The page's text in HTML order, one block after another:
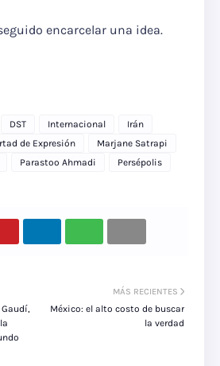
encarcelar una idea.
DST Internacional
Irán
de Expresión
Marjane Satrapi
Parastoo Ahmadi
Persépolis
MÁS RECIENTES
México: el alto costo de buscar
la verdad